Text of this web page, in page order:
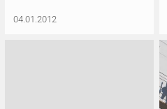
04.01.2012